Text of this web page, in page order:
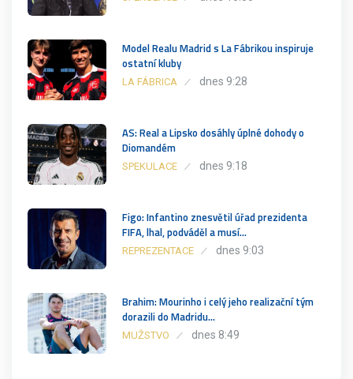
Model Realu Madrid s La Fábrikou inspiruje
ostatní kluby
LA FÁBRICA dnes 9:28
AS: Real a Lipsko dosáhly úplné dohody o
Diomandém
SPEKULACE dnes 9:18
Figo: Infantino znesvětil úřad prezidenta
FIFA, lhal, podváděl a musí…
REPREZENTACE dnes 9:03
Brahim: Mourinho i celý jeho realizační tým
dorazili do Madridu…
MUŽSTVO dnes 8:49